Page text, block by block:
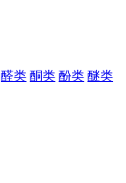
醛类 酮类 酚类 醚类